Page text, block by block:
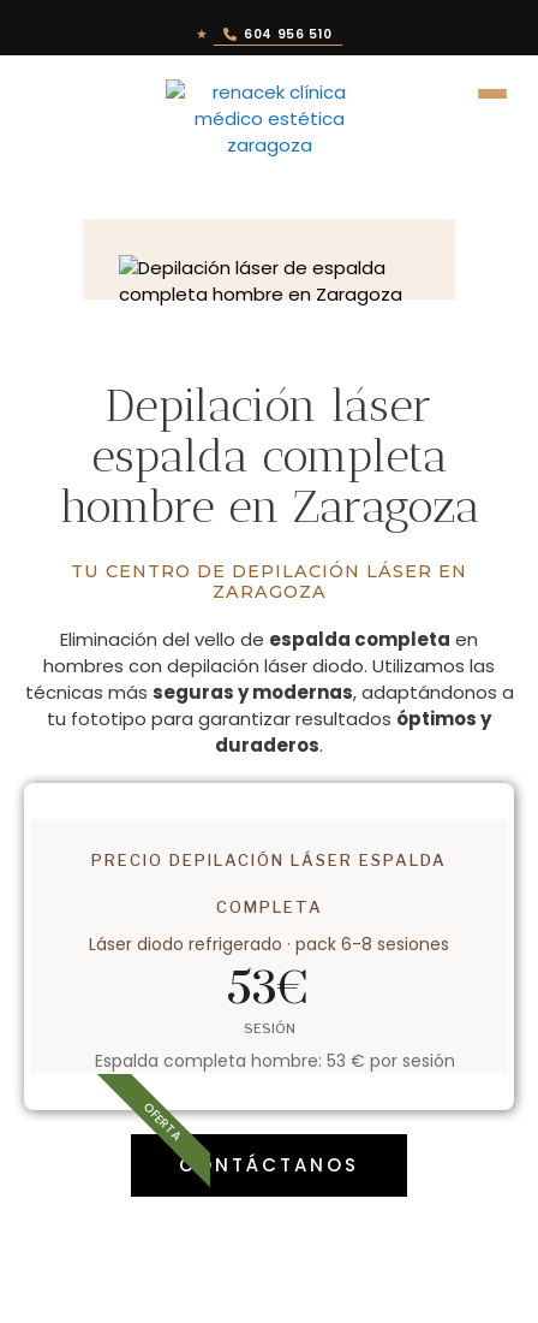
★ 604 956 510
Depilación láser
espalda completa
hombre en Zaragoza
TU CENTRO DE DEPILACIÓN LÁSER EN
ZARAGOZA
Eliminación del vello de espalda completa en
hombres con depilación láser diodo. Utilizamos las
técnicas más seguras y modernas, adaptándonos a
tu fototipo para garantizar resultados óptimos y
duraderos.
PRECIO DEPILACIÓN LÁSER ESPALDA
COMPLETA
Láser diodo refrigerado · pack 6-8 sesiones
53€
SESIÓN
Espalda completa hombre: 53 € por sesión
OFERTA
CONTÁCTANOS